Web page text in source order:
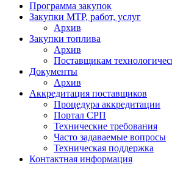
Программа закупок
Закупки МТР, работ, услуг
Архив
Закупки топлива
Архив
Поставщикам
Документы
Архив
Аккредитация поставщиков
Процедура аккредитации
Портал СРП
Технические требования
Часто задаваемые вопросы
Техническая поддержка
Контактная информация